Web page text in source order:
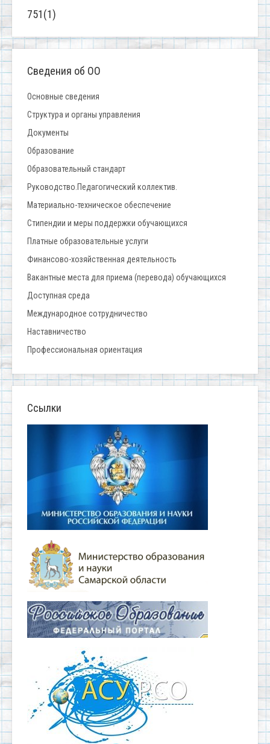
751(1)
Сведения об ОО
Основные сведения
Структура и органы управления
Документы
Образование
Образовательный стандарт
Руководство.Педагогический коллектив.
Материально-техническое обеспечение
Стипендии и меры поддержки обучающихся
Платные образовательные услуги
Финансово-хозяйственная деятельность
Вакантные места для приема (перевода) обучающихся
Доступная среда
Международное сотрудничество
Наставничество
Профессиональная ориентация
Ссылки